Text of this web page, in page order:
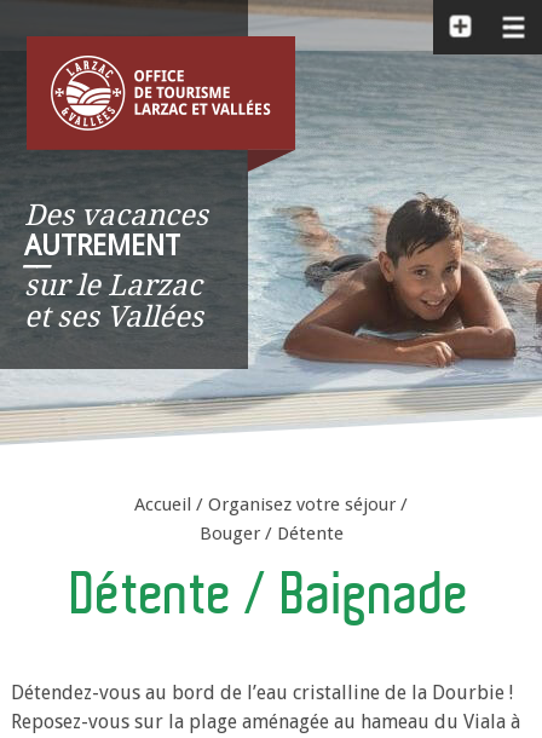
Des vacances
AUTREMENT
__
sur le Larzac
et ses Vallées
Accueil / Organisez votre séjour /
Bouger / Détente
Détente / Baignade
Détendez-vous au bord de l’eau cristalline de la Dourbie !
Reposez-vous sur la plage aménagée au hameau du Viala à